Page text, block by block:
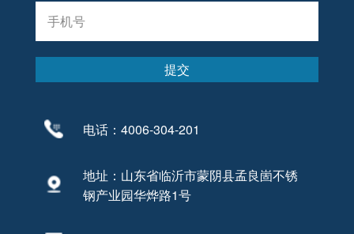
电话：4006-304-201
地址：山东省临沂市蒙阴县孟良崮不锈
钢产业园华烨路1号